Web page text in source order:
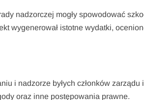
nadzorczej mogły spowodować
wygenerował istotne wydatki,
i nadzorze byłych członków zarządu
oraz inne postępowania prawne.